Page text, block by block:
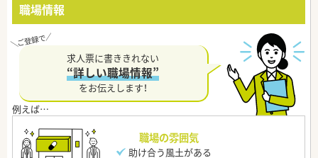
職場情報
求人票に書ききれない
“詳しい職場情報”
をお伝えします！
職場の雰囲気
助け合う風土がある